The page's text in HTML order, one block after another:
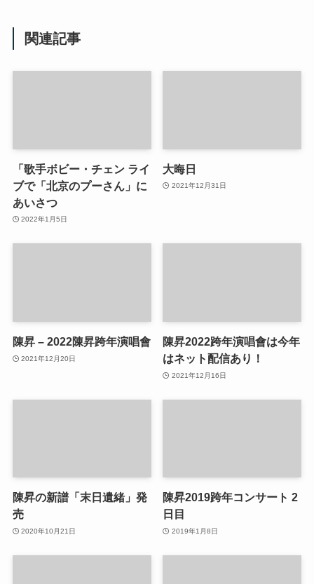
関連記事
「歌手ボビー・チェン ライ
ブで「北京のプーさん」に
あいさつ
2022年1月5日
大晦日
2021年12月31日
陳昇 – 2022陳昇跨年演唱會
2021年12月20日
陳昇2022跨年演唱會は今年
はネット配信あり！
2021年12月16日
陳昇の新譜「末日遺緒」発
売
2020年10月21日
陳昇2019跨年コンサート 2
日目
2019年1月8日